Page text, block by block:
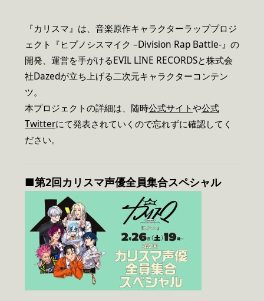
『カリスマ』は、音楽原作キャラクターラッププロジ
ェクト『ヒプノシスマイク –Division Rap Battle-』の
開発、運営を手がけるEVIL LINE RECORDSと株式会
社Dazedが立ち上げる二次元キャラクターコンテン
ツ。
本プロジェクトの詳細は、随時公式サイトや公式
Twitterにて発表されていくので忘れずに確認してく
ださい。
■第2回カリスマ声優全員集合スペシャル